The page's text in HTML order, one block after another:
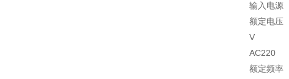
输入电源
额定电压
V
AC220
额定频率